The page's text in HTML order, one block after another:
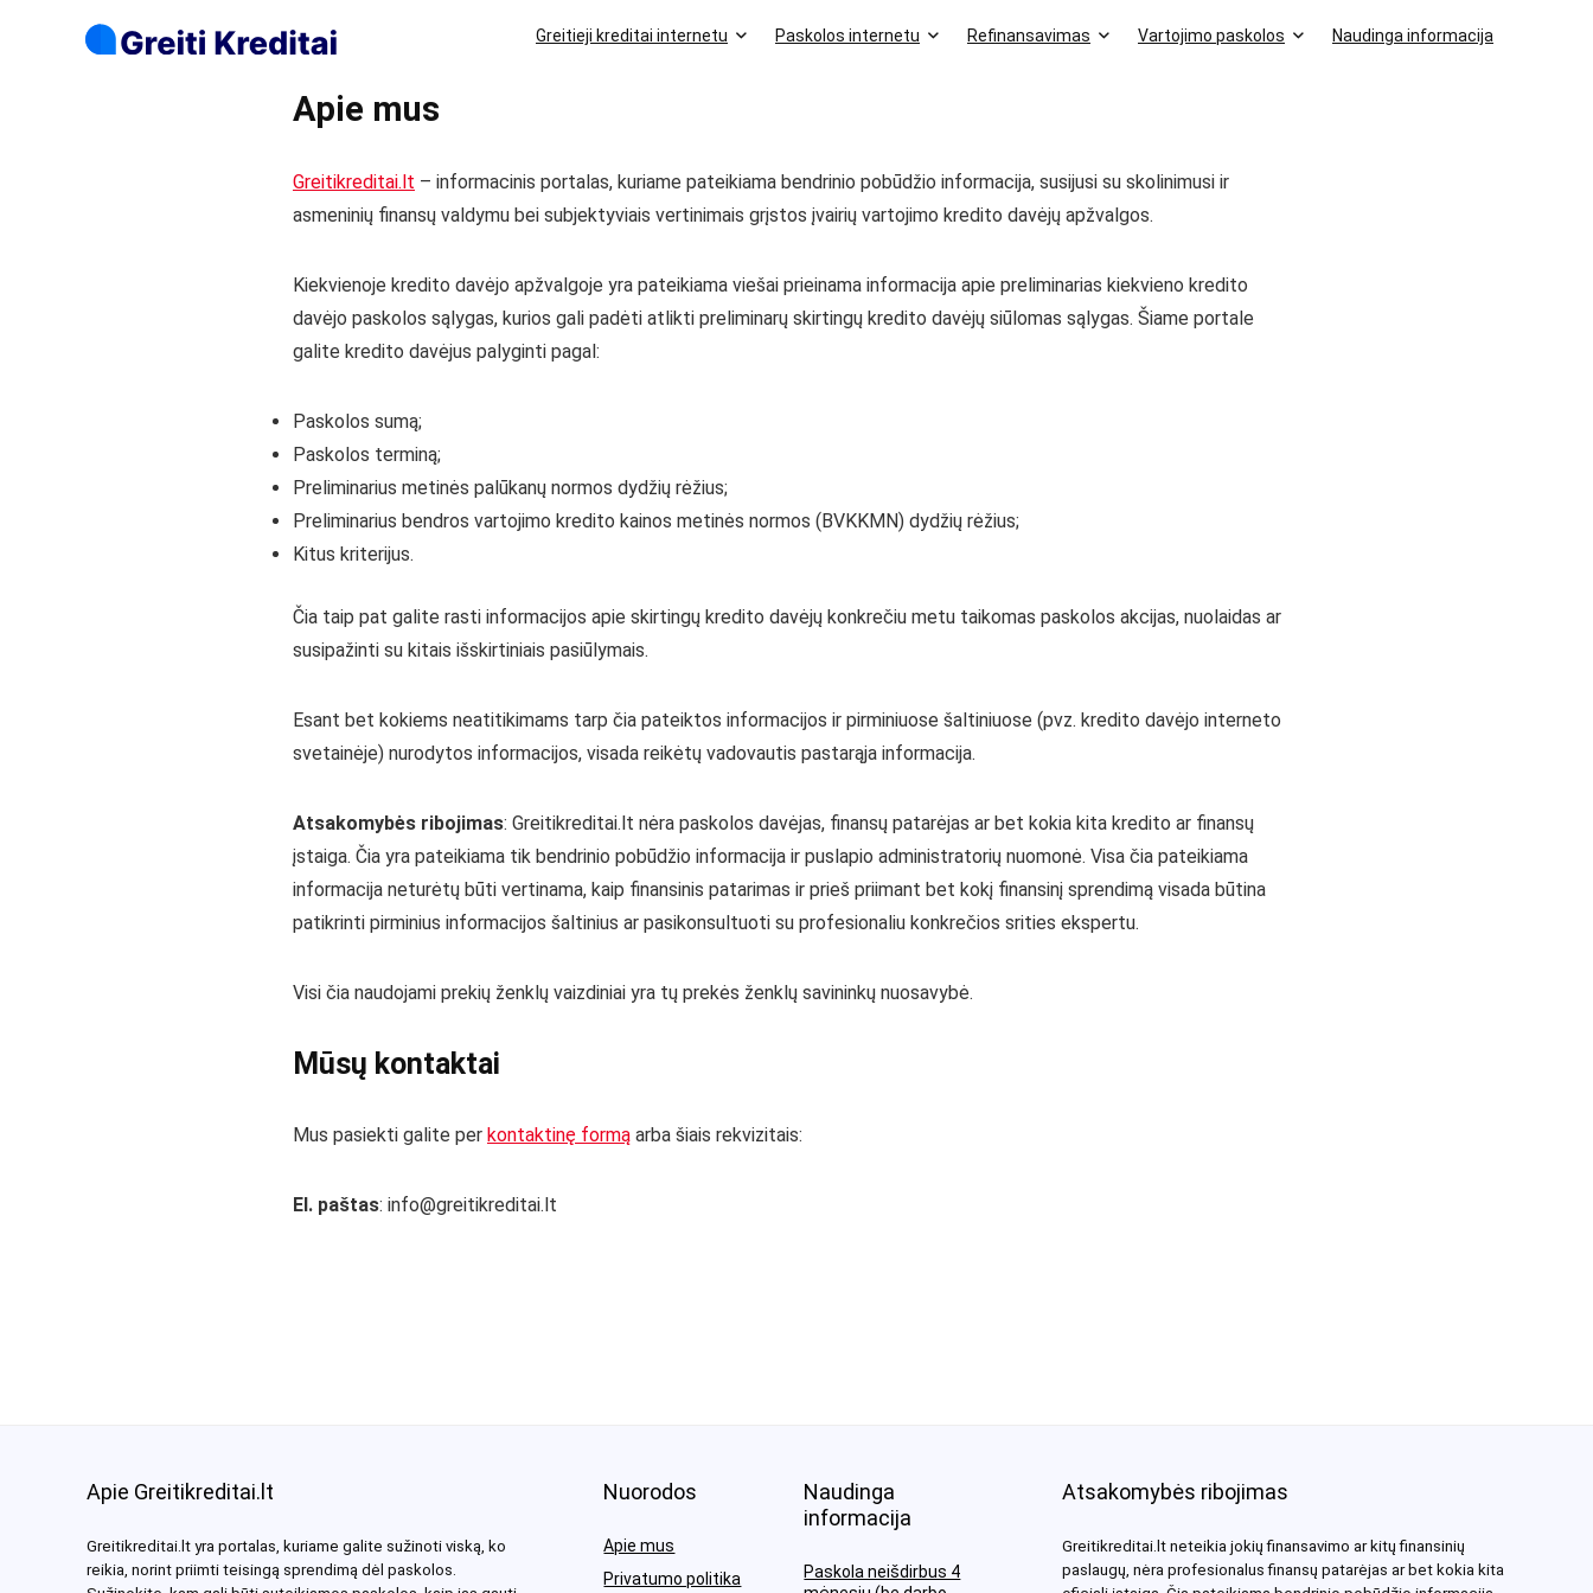
Greitieji kreditai internetu Paskolos internetu Refinansavimas Vartojimo paskolos Naudinga informacija
Apie mus
Greitikreditai.lt – informacinis portalas, kuriame pateikiama bendrinio pobūdžio informacija, susijusi su skolinimusi ir
asmeninių finansų valdymu bei subjektyviais vertinimais grįstos įvairių vartojimo kredito davėjų apžvalgos.
Kiekvienoje kredito davėjo apžvalgoje yra pateikiama viešai prieinama informacija apie preliminarias kiekvieno kredito
davėjo paskolos sąlygas, kurios gali padėti atlikti preliminarų skirtingų kredito davėjų siūlomas sąlygas. Šiame portale
galite kredito davėjus palyginti pagal:
Paskolos sumą;
Paskolos terminą;
Preliminarius metinės palūkanų normos dydžių rėžius;
Preliminarius bendros vartojimo kredito kainos metinės normos (BVKKMN) dydžių rėžius;
Kitus kriterijus.
Čia taip pat galite rasti informacijos apie skirtingų kredito davėjų konkrečiu metu taikomas paskolos akcijas, nuolaidas ar
susipažinti su kitais išskirtiniais pasiūlymais.
Esant bet kokiems neatitikimams tarp čia pateiktos informacijos ir pirminiuose šaltiniuose (pvz. kredito davėjo interneto
svetainėje) nurodytos informacijos, visada reikėtų vadovautis pastarąja informacija.
Atsakomybės ribojimas: Greitikreditai.lt nėra paskolos davėjas, finansų patarėjas ar bet kokia kita kredito ar finansų
įstaiga. Čia yra pateikiama tik bendrinio pobūdžio informacija ir puslapio administratorių nuomonė. Visa čia pateikiama
informacija neturėtų būti vertinama, kaip finansinis patarimas ir prieš priimant bet kokį finansinį sprendimą visada būtina
patikrinti pirminius informacijos šaltinius ar pasikonsultuoti su profesionaliu konkrečios srities ekspertu.
Visi čia naudojami prekių ženklų vaizdiniai yra tų prekės ženklų savininkų nuosavybė.
Mūsų kontaktai
Mus pasiekti galite per kontaktinę formą arba šiais rekvizitais:
El. paštas: info@greitikreditai.lt
Apie Greitikreditai.lt
Greitikreditai.lt yra portalas, kuriame galite sužinoti viską, ko
reikia, norint priimti teisingą sprendimą dėl paskolos.
Nuorodos
Apie mus
Privatumo politika
Naudinga
informacija
Paskola neišdirbus 4
Atsakomybės ribojimas
Greitikreditai.lt neteikia jokių finansavimo ar kitų finansinių
paslaugų, nėra profesionalus finansų patarėjas ar bet kokia kita